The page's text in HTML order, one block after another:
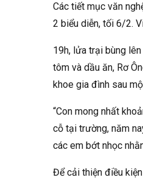
Các tiết mục văn
2 biểu diễn, tối 6/2.
19h, lửa trại bùng
tôm và dầu ăn, Rơ
khoe gia đình sau
“Con mong nhất
cỗ tại trường, năm
các em bớt nhọc
Để cải thiện điều